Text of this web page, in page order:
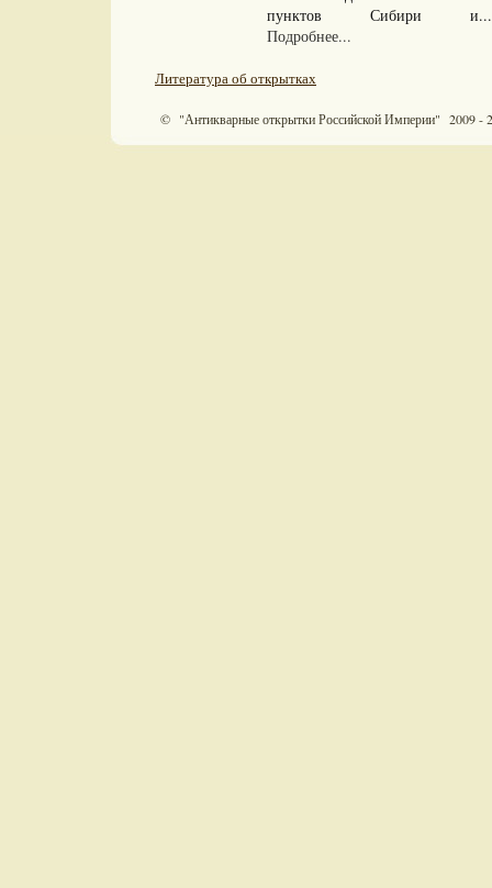
пунктов Сибири и...
Подробнее...
Литература об открытках
© "Антикварные открытки Российской Империи" 2009 -